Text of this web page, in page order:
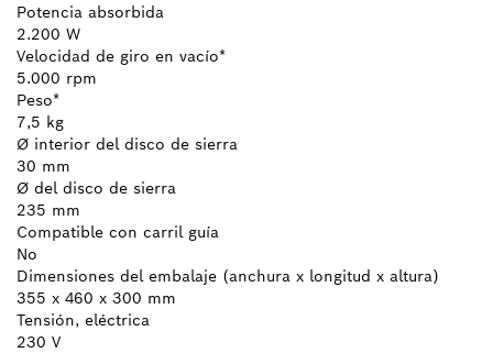
Potencia absorbida
2.200 W
Velocidad de giro en vacío*
5.000 rpm
Peso*
7,5 kg
Ø interior del disco de sierra
30 mm
Ø del disco de sierra
235 mm
Compatible con carril guía
No
Dimensiones del embalaje (anchura x longitud x altura)
355 x 460 x 300 mm
Tensión, eléctrica
230 V